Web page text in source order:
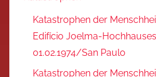
Katastrophen der
Edifício Joelma-
01.02.1974/San Paulo
Katastrophen der